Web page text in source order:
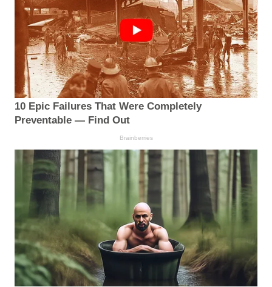
10 Epic Failures That Were Completely
Preventable — Find Out
Brainberries